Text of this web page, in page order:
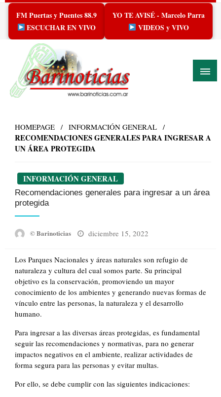
Skip
content
FM Puertas y Puentes 88.9
ESCUCHAR EN VIVO
YO TE AVISÉ - Marcelo Parra
VIDEOS y VIVO
HOMEPAGE INFORMACIÓN GENERAL
RECOMENDACIONES GENERALES PARA INGRESAR A
UN ÁREA PROTEGIDA
INFORMACIÓN GENERAL
Recomendaciones generales para ingresar a un área
protegida
© Barinoticias
Posted
diciembre 15, 2022
Los Parques Nacionales y áreas naturales son refugio de
naturaleza y cultura del cual somos parte. Su principal
objetivo es la conservación, promoviendo un mayor
conocimiento de los ambientes y generando nuevas formas de
vínculo entre las personas, la naturaleza y el desarrollo
humano.
Para ingresar a las diversas áreas protegidas, es fundamental
seguir las recomendaciones y normativas, para no generar
impactos negativos en el ambiente, realizar actividades de
forma segura para las personas y evitar multas.
Por ello, se debe cumplir con las siguientes indicaciones: